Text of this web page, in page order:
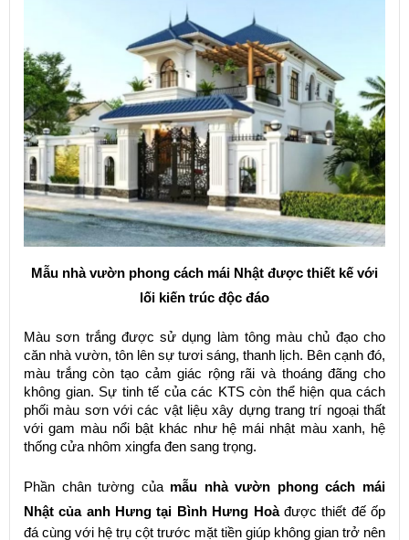
Mẫu nhà vườn phong cách mái Nhật được thiết kế với
lối kiến trúc độc đáo
Màu sơn trắng được sử dụng làm tông màu chủ đạo cho
căn nhà vườn, tôn lên sự tươi sáng, thanh lịch. Bên cạnh đó,
màu trắng còn tạo cảm giác rộng rãi và thoáng đãng cho
không gian. Sự tinh tế của các KTS còn thể hiện qua cách
phối màu sơn với các vật liệu xây dựng trang trí ngoại thất
với gam màu nổi bật khác như hệ mái nhật màu xanh, hệ
thống cửa nhôm xingfa đen sang trọng.
Phần chân tường của mẫu nhà vườn phong cách mái
Nhật của anh Hưng tại Bình Hưng Hoàđược thiết đế ốp
đá cùng với hệ trụ cột trước mặt tiền giúp không gian trở nên